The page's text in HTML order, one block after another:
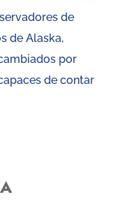
de
de Alaska,
por
de contar